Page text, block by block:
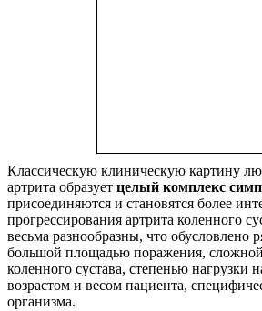
Классическую клиническую картину
артрита образует целый комплекс
присоединяются и становятся более
прогрессирования артрита коленного
весьма разнообразны, что обусловлено
большой площадью поражения,
коленного сустава, степенью нагрузки
возрастом и весом пациента,
организма.